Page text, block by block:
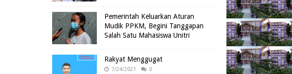
Pemerintah Keluarkan Aturan
Mudik PPKM, Begini Tanggapan
Salah Satu Mahasiswa Unitri
Rakyat Menggugat
7/24/2021 0